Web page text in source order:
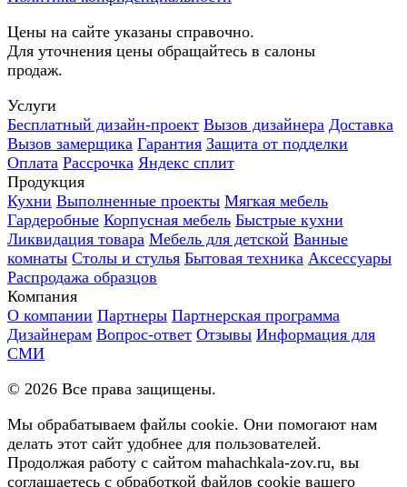
Цены на сайте указаны справочно.
Для уточнения цены обращайтесь в салоны
продаж.
Услуги
Бесплатный дизайн-проект Вызов дизайнера Доставка
Вызов замерщика Гарантия Защита от подделки
Оплата Рассрочка Яндекс сплит
Продукция
Кухни Выполненные проекты Мягкая мебель
Гардеробные Корпусная мебель Быстрые кухни
Ликвидация товара Мебель для детской Ванные
комнаты Столы и стулья Бытовая техника Аксессуары
Распродажа образцов
Компания
О компании Партнеры Партнерская программа
Дизайнерам Вопрос-ответ Отзывы Информация для
СМИ
© 2026 Все права защищены.
Мы обрабатываем файлы cookie. Они помогают нам
делать этот сайт удобнее для пользователей.
Продолжая работу с сайтом mahachkala-zov.ru, вы
соглашаетесь с обработкой файлов cookie вашего